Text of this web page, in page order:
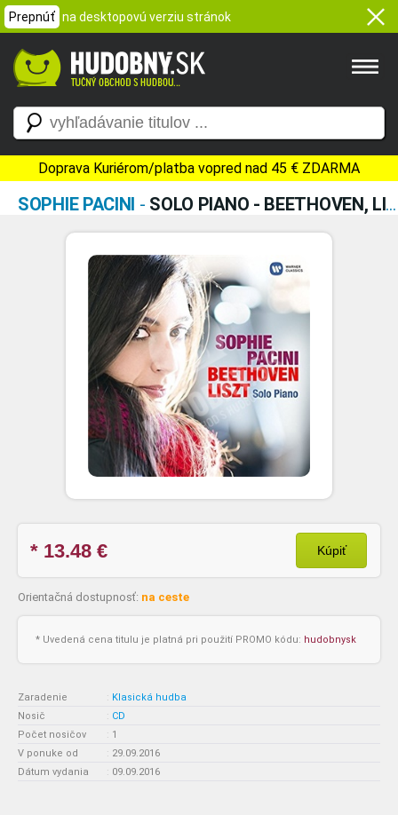
Prepnúť na desktopovú verziu stránok
Doprava Kuriérom/platba vopred nad 45 € ZDARMA
SOPHIE PACINI - SOLO PIANO - BEETHOVEN, LISZT
* 13.48 € Kúpiť
Orientačná dostupnosť: na ceste
* Uvedená cena titulu je platná pri použití PROMO kódu: hudobnysk
Zaradenie : Klasická hudba
Nosič
: CD
Počet nosičov
: 1
V ponuke od
: 29.09.2016
Dátum vydania
: 09.09.2016